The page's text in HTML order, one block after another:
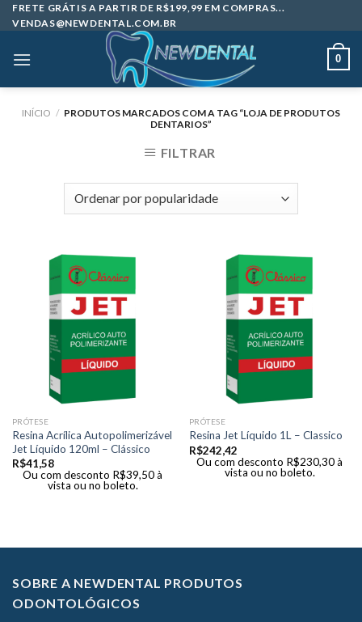
Skip
to
FRETE GRÁTIS A PARTIR DE R$199,99 EM COMPRAS...
VENDAS@NEWDENTAL.COM.BR
0
INÍCIO / PRODUTOS MARCADOS COM A TAG “LOJA DE PRODUTOS
DENTARIOS”
FILTRAR
PRÓTESE
Resina Acrílica Autopolimerizável
Jet Líquido 120ml – Clássico
R$41,58
Ou com desconto R$39,50à
vista ou no boleto.
PRÓTESE
Resina Jet Líquido 1L – Classico
R$242,42
Ou com desconto R$230,30à
vista ou no boleto.
SOBRE A NEWDENTAL PRODUTOS
ODONTOLÓGICOS